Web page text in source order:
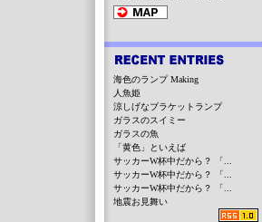
海色のランプ Making
人魚姫
涼しげなブラケットランプ
ガラスのスイミー
ガラスの魚
「黄色」といえば
サッカーW杯中だから？ 「...
サッカーW杯中だから？ 「...
サッカーW杯中だから？ 「...
地震お見舞い